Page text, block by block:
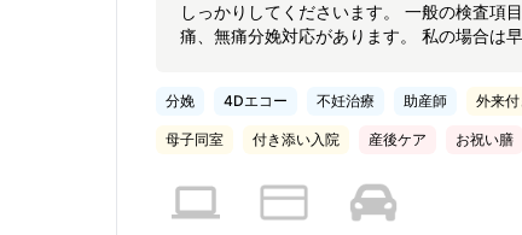
しっかりしてくださいます。 一般の検査項目の他
痛、無痛分娩対応があります。 私の場合は
に過ごすことができました。 お部屋がホテ
の妊婦には本当に助かります。 ご飯も本当
た！ また、助産師さんから授乳やおむつ替
クは作って部屋まで持ってきてもらえます
分娩 4Dエコー 不妊治療 助産師 外来
母子同室 付き添い入院 産後ケア お祝い膳